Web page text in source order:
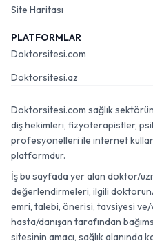
Site Haritası
PLATFORMLAR
Doktorsitesi.com
Doktorsitesi.az
Doktorsitesi.com sağlık
diş hekimleri, fizyoterapistler,
profesyonelleri ile internet
platformdur.
İş bu sayfada yer alan doktor/
değerlendirmeleri, ilgili
emri, talebi, önerisi, tavsiyesi ve/
hasta/danışan tarafından
sitesinin amacı, sağlık alanında